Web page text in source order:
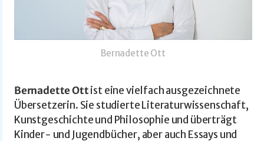
Bernadette Ott
Bernadette Ottist eine vielfach ausgezeichnete
Übersetzerin. Sie studierte Literaturwissenschaft,
Kunstgeschichte und Philosophie und überträgt
Kinder- und Jugendbücher, aber auch Essays und